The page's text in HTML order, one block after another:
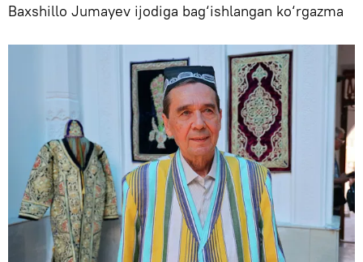
Baxshillo Jumayev ijodiga bag‘ishlangan ko‘rgazma